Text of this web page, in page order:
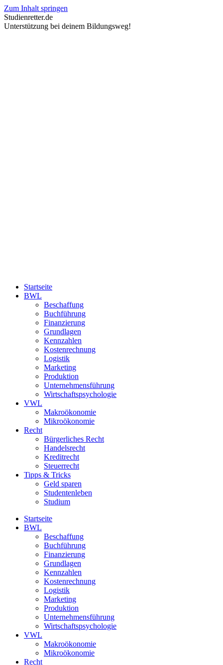
Zum Inhalt springen
Studienretter.de
Unterstützung bei deinem Bildungsweg!
Startseite
BWL
Beschaffung
Buchführung
Finanzierung
Grundlagen
Kennzahlen
Kostenrechnung
Logistik
Marketing
Produktion
Unternehmensführung
Wirtschaftspsychologie
VWL
Makroökonomie
Mikroökonomie
Recht
Bürgerliches Recht
Handelsrecht
Kreditrecht
Steuerrecht
Tipps & Tricks
Geld sparen
Studentenleben
Studium
Startseite
BWL
Beschaffung
Buchführung
Finanzierung
Grundlagen
Kennzahlen
Kostenrechnung
Logistik
Marketing
Produktion
Unternehmensführung
Wirtschaftspsychologie
VWL
Makroökonomie
Mikroökonomie
Recht